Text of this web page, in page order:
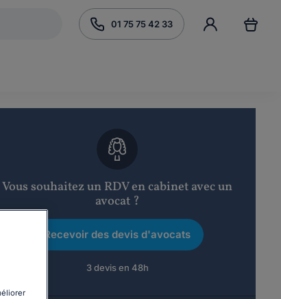
01 75 75 42 33
Vous souhaitez un RDV en cabinet avec un
avocat ?
Recevoir des devis d'avocats
3 devis en 48h